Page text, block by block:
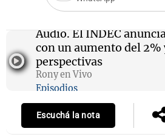
Audio. El INDEC
con un aumento del 2%
perspectivas
Rony en Vivo
Episodios
Escuchá la nota
Mundial 2026